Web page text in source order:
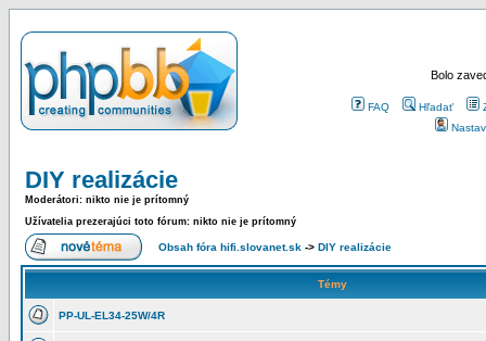
Bolo
FAQ Hľadať
DIY realizácie
Moderátori: nikto nie je prítomný
Užívatelia prezerajúci toto fórum: nikto nie je prítomný
Obsah fóra hifi.slovanet.sk -> DIY realizácie
Témy
PP-UL-EL34-25W/4R